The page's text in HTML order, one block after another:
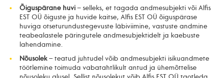
Õiguspärane huvi– selleks, et tagada andmesubjekti või Alfis
EST OÜ õiguste ja huvide kaitse, Alfis EST OÜ õiguspärase
huviga otseturundustegevuste läbiviimine, vastuste andmine
teabealastele päringutele andmesubjektidelt ja kaebuste
lahendamine.
Nõusolek– teatud juhtudel võib andmesubjekti isikuandmete
töötlemine toimuda vabatahtlikult antud ja ühemõttelise